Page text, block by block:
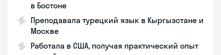
в Бостоне
Преподавала турецкий язык в Кыргызстане и
Москве
Работала в США, получая практический опыт